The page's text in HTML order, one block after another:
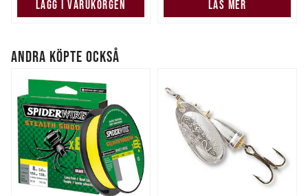
LÄGG I VARUKORGEN LÄS MER
ANDRA KÖPTE OCKSÅ